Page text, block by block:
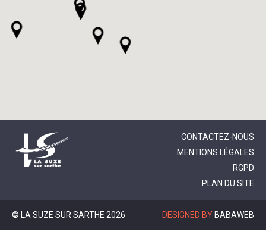
CONTACTEZ-NOUS
MENTIONS LÉGALES
RGPD
PLAN DU SITE
© LA SUZE SUR SARTHE 2026 DESIGNED BY BABAWEB